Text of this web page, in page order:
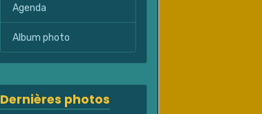
Agenda
Album photo
Dernières photos